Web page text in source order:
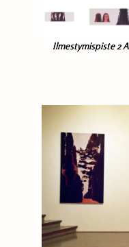
Ilmestymispiste 2